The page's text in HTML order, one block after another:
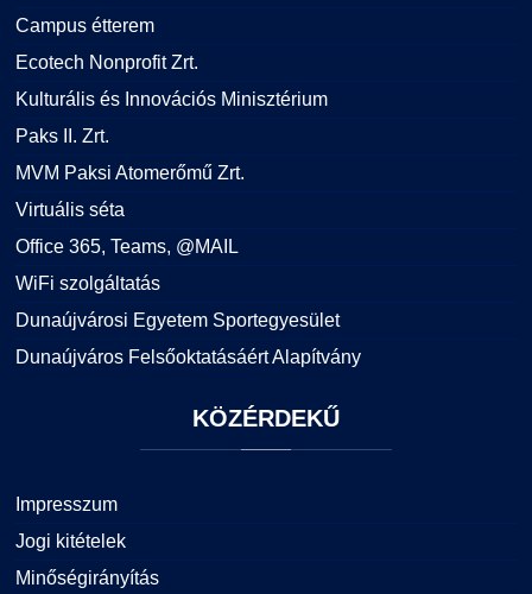
Campus étterem
Ecotech Nonprofit Zrt.
Kulturális és Innovációs Minisztérium
Paks II. Zrt.
MVM Paksi Atomerőmű Zrt.
Virtuális séta
Office 365, Teams, @MAIL
WiFi szolgáltatás
Dunaújvárosi Egyetem Sportegyesület
Dunaújváros Felsőoktatásáért Alapítvány
KÖZÉRDEKŰ
Impresszum
Jogi kitételek
Minőségirányítás